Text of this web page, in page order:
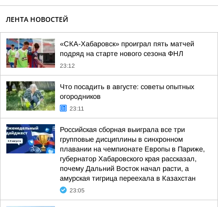
ЛЕНТА НОВОСТЕЙ
«СКА-Хабаровск» проиграл пять матчей
подряд на старте нового сезона ФНЛ
23:12
Что посадить в августе: советы опытных
огородников
23:11
Российская сборная выиграла все три
групповые дисциплины в синхронном
плавании на чемпионате Европы в Париже,
губернатор Хабаровского края рассказал,
почему Дальний Восток начал расти, а
амурская тигрица переехала в Казахстан
23:05